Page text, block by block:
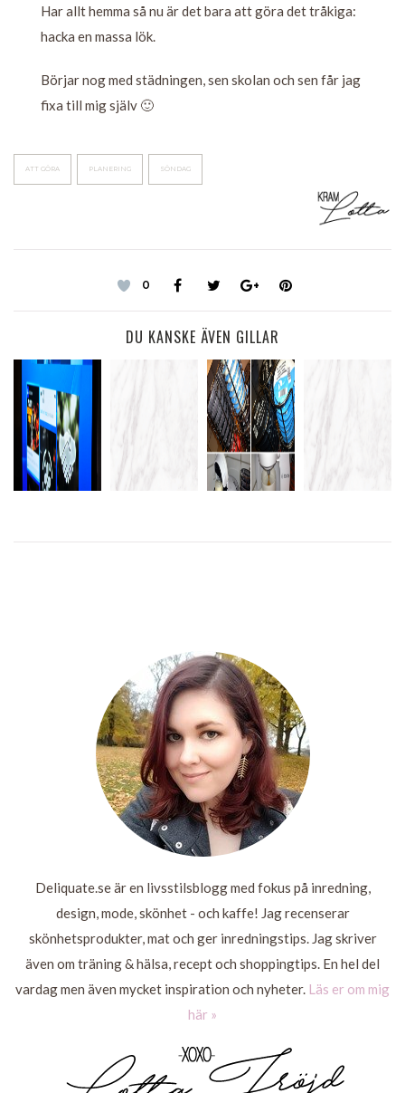
Har allt hemma så nu är det bara att göra det tråkiga:
hacka en massa lök.
Börjar nog med städningen, sen skolan och sen får jag
fixa till mig själv 🙂
ATT GÖRA PLANERING SÖNDAG
0
DU KANSKE ÄVEN GILLAR
LÄS
MER
LÄS
MER
Deliquate.se är en livsstilsblogg med fokus på inredning,
design, mode, skönhet - och kaffe! Jag recenserar
skönhetsprodukter, mat och ger inredningstips. Jag skriver
även om träning & hälsa, recept och shoppingtips. En hel del
vardag men även mycket inspiration och nyheter. Läs er om mig
här »